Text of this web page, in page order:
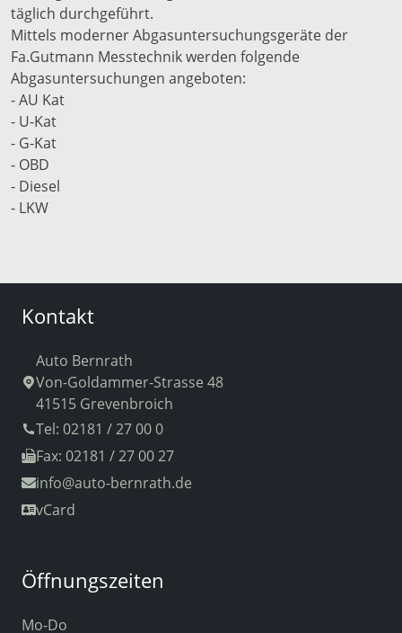
täglich durchgeführt.
Mittels moderner Abgasuntersuchungsgeräte der
Fa.Gutmann Messtechnik werden folgende
Abgasuntersuchungen angeboten:
- AU Kat
- U-Kat
- G-Kat
- OBD
- Diesel
- LKW
Kontakt
Auto Bernrath
Von-Goldammer-Strasse 48
41515 Grevenbroich
Tel: 02181 / 27 00 0
Fax: 02181 / 27 00 27
info@auto-bernrath.de
vCard
Öffnungszeiten
Mo-Do